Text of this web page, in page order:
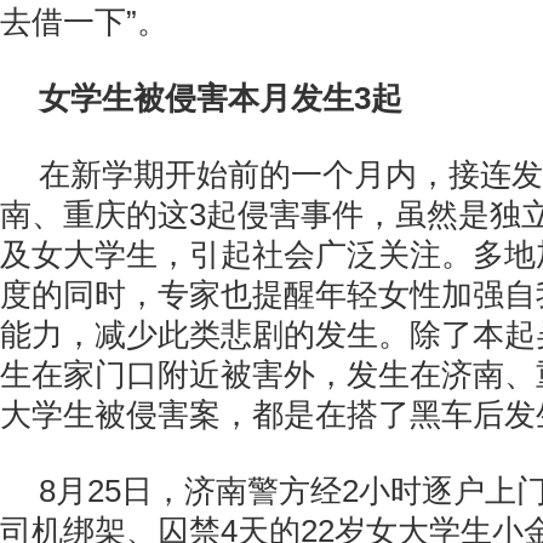
去借一下”。
女学生被侵害本月发生3起
在新学期开始前的一个月内，接连
南、重庆的这3起侵害事件，虽然是独
及女大学生，引起社会广泛关注。多
度的同时，专家也提醒年轻女性加强
能力，减少此类悲剧的发生。除了本
生在家门口附近被害外，发生在济南
大学生被侵害案，都是在搭了黑车后
8月25日，济南警方经2小时逐户上
司机绑架、囚禁4天的22岁女大学生小